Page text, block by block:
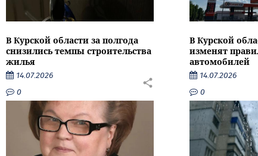
В Курской области за полгода
снизились темпы строительства
жилья
14.07.2026
0
В Курской
изменят
автомобилей
14.07.2026
0